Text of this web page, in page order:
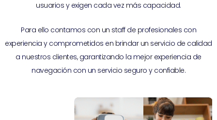
usuarios y exigen cada vez más capacidad.
Para ello contamos con un staff de profesionales con
experiencia y comprometidos en brindar un servicio de calidad
a nuestros clientes, garantizando la mejor experiencia de
navegación con un servicio seguro y confiable.